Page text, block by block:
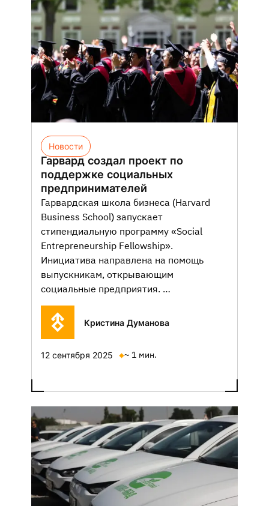
Новости
Гарвард создал проект по
поддержке социальных
предпринимателей
Гарвардская школа бизнеса (Harvard
Business School) запускает
стипендиальную программу «Social
Entrepreneurship Fellowship».
Инициатива направлена на помощь
выпускникам, открывающим
социальные предприятия. …
Кристина Думанова
12 сентября 2025 ~ 1 мин.